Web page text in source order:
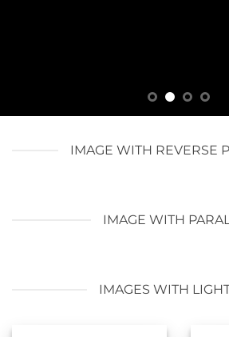
IMAGE WITH REVERSE
IMAGE WITH
IMAGES WITH